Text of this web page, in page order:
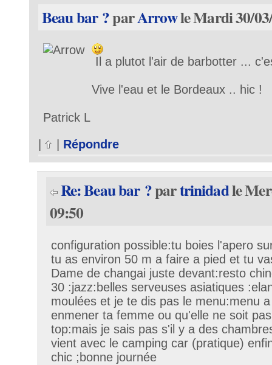
Beau bar ?parArrowle Mardi 30/
Il a plutot l'air de barbotter ...
Vive l'eau et le Bordeaux .. hic !
Patrick L
Répondre
Re: Beau bar ?partrinidadle
09:50
configuration possible:tu boies l'apero
tu as environ 50 m a faire a pied et tu
Dame de changai juste devant:resto
30 :jazz:belles serveuses asiatiques
moulées et je te dis pas le menu:menu
enmener ta femme ou qu'elle ne soit
top:mais je sais pas s'il y a des
vient avec le camping car (pratique)
chic ;bonne journée